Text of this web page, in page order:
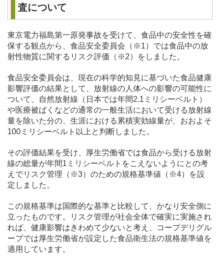
査について
東京電力福島第一原発事故を受けて、食品中の安全性を確
保する観点から、食品安全委員会（※1）では食品中の放
射性物質に関するリスク評価（※2）をしました。
食品安全委員会は、現在の科学的知見に基づいた食品健康
影響評価の結果として、放射線の人体への影響の可能性に
ついて、自然放射線（日本では年間2.1ミリシーベルト）
や医療被ばくなどの通常の一般生活において受ける放射線
量を除いた分の、生涯における累積実効線量が、おおよそ
100ミリシーベルト以上と判断しました。
その評価結果を受け、厚生労働省では食品から受ける放射
線の総量が年間1ミリシーベルトをこえないようにとの考
えでリスク管理（※3）のための規格基準値（※4）を設
定しました。
この規格基準は国際的な基準と比較して、かなり安全側に
立ったものです。リスク管理が社会全体で確実に実施され
れば、健康影響はきわめて少ないと考え、コープデリグル
ープでは厚生労働省が設定した食品衛生法の規格基準値を
適用しています。